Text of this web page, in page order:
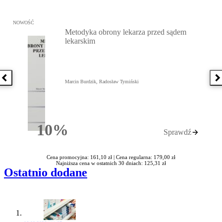
Poprzednia książka
Przejdź do: Metodyka obrony lekarza przed sądem lekarskim,
NOWOŚĆ
10%Rabatu
Metodyka obrony lekarza przed sądem
lekarskim
Marcin Burdzik, Radosław Tymiński
Sprawdź
Cena promocyjna: 161,10 zł | Cena regularna: 179,00 zł
Najniższa cena w ostatnich 30 dniach: 125,31 zł
Ostatnio dodane